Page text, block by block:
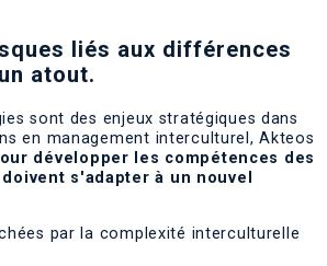
liés aux différences
atout.
sont des enjeux stratégiques dans
en management interculturel, Akteos
développer les compétences des
s'adapter à un nouvel
par la complexité interculturelle